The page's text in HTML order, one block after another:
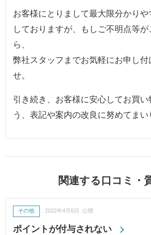
お客様にとりまして最大限分かり
しておりますが、もしご不明点等が
ら、
弊社スタッフまでお気軽にお申し付
せ。
引き続き、お客様に安心してお買い
う、表記や案内の改良に努めてまい
関連する口コミ・
ポイントが付与されない
その他 2022年4月6日 公開